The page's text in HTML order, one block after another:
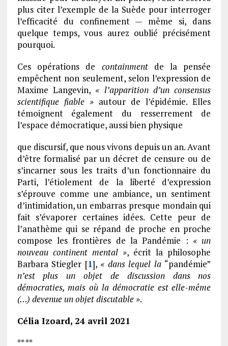
plus citer l’exemple de la Suède pour interroger
l’efficacité du confinement — même si, dans
quelque temps, vous aurez oublié précisément
pourquoi.
Ces opérations de containment de la pensée
empêchent non seulement, selon l’expression de
Maxime Langevin, « l’apparition d’un consensus
scientifique fiable » autour de l’épidémie. Elles
témoignent également du resserrement de
l’espace démocratique, aussi bien physique
que discursif, que nous vivons depuis un an. Avant
d’être formalisé par un décret de censure ou de
s’incarner sous les traits d’un fonctionnaire du
Parti, l’étiolement de la liberté d’expression
s’éprouve comme une ambiance, un sentiment
d’intimidation, un embarras presque mondain qui
fait s’évaporer certaines idées. Cette peur de
l’anathème qui se répand de proche en proche
compose les frontières de la Pandémie : « un
nouveau continent mental », écrit la philosophe
Barbara Stiegler [1], « dans lequel la “pandémie”
n’est plus un objet de discussion dans nos
démocraties, mais où la démocratie est elle-même
(…) devenue un objet discutable ».
Célia Izoard, 24 avril 2021
** **